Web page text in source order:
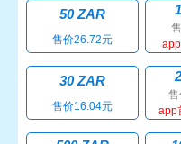
50 ZAR
售价26.72元
30 ZAR
售价16.04元
app